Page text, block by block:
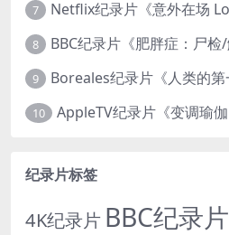
7
8
9
10
纪录片标签
4K纪录片 BBC纪录片